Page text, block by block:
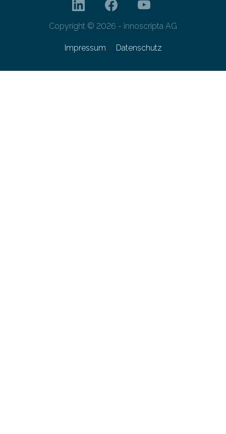
Copyright © 2026 - innoscripta AG
Impressum Datenschutz